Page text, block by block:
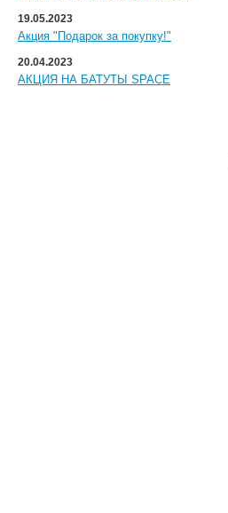
19.05.2023
Акция "Подарок за покупку!"
20.04.2023
АКЦИЯ НА БАТУТЫ SPACE